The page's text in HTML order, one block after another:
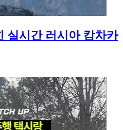
실시간 러시아 캄차카